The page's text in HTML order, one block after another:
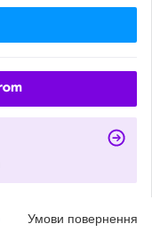
Умови повернення